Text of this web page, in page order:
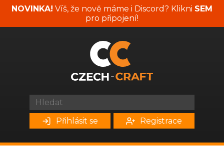
NOVINKA! Víš, že nově máme i Discord? Klikni SEM
pro připojení!
Přihlásit se Registrace